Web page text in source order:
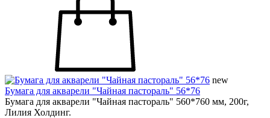
new
Бумага для акварели "Чайная пастораль" 56*76
Бумага для акварели "Чайная пастораль" 560*760 мм, 200г,
Лилия Холдинг.